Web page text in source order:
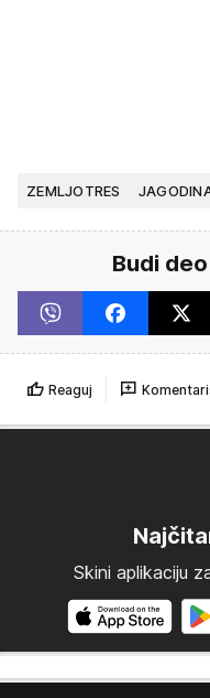
ZEMLJOTRES
Budi
Reaguj
Skini aplikaciju